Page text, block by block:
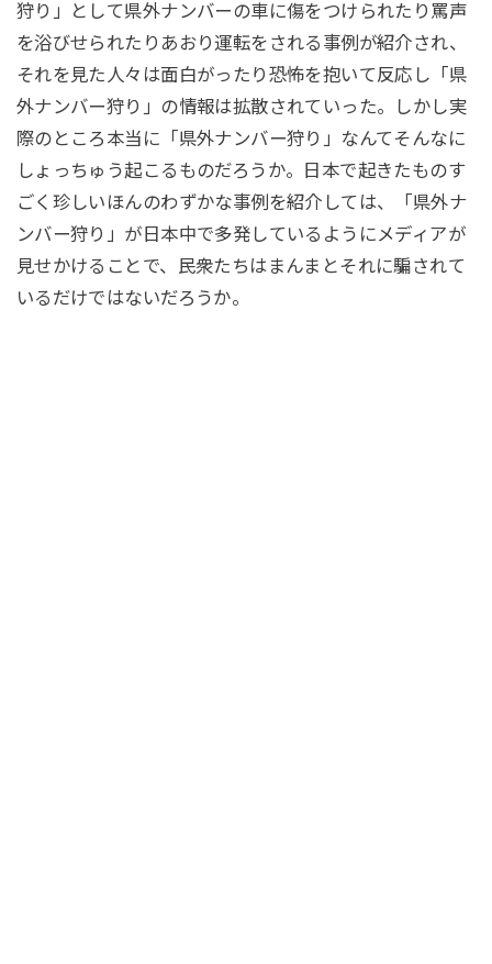
狩り」として県外ナンバーの車に傷をつけられたり罵声
を浴びせられたりあおり運転をされる事例が紹介され、
それを見た人々は面白がったり恐怖を抱いて反応し「県
外ナンバー狩り」の情報は拡散されていった。しかし実
際のところ本当に「県外ナンバー狩り」なんてそんなに
しょっちゅう起こるものだろうか。日本で起きたものす
ごく珍しいほんのわずかな事例を紹介しては、「県外ナ
ンバー狩り」が日本中で多発しているようにメディアが
見せかけることで、民衆たちはまんまとそれに騙されて
いるだけではないだろうか。